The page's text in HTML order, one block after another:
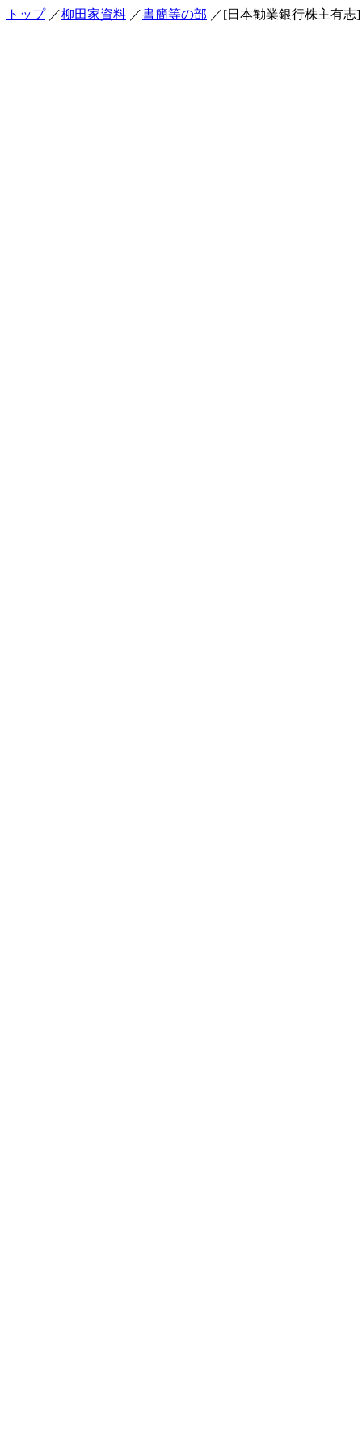
トップ ／柳田家資料 ／書簡等の部 ／[日本勧業銀行株主有志]